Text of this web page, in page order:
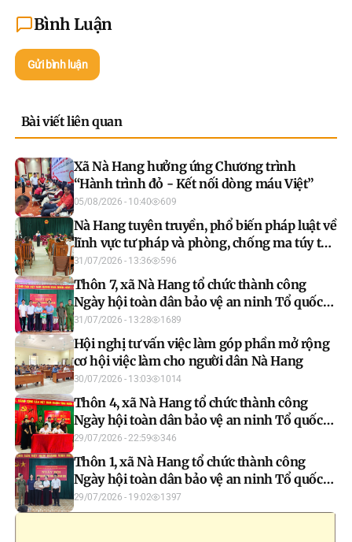
Bình Luận
Gửi bình luận
Bài viết liên quan
Xã Nà Hang hưởng ứng Chương trình
“Hành trình đỏ - Kết nối dòng máu Việt”
05/08/2026 - 10:40 609
Nà Hang tuyên truyền, phổ biến pháp luật về
lĩnh vực tư pháp và phòng, chống ma túy tại
thôn 6
31/07/2026 - 13:36 596
Thôn 7, xã Nà Hang tổ chức thành công
Ngày hội toàn dân bảo vệ an ninh Tổ quốc
năm 2026
31/07/2026 - 13:28 1689
Hội nghị tư vấn việc làm góp phần mở rộng
cơ hội việc làm cho người dân Nà Hang
30/07/2026 - 13:03 1014
Thôn 4, xã Nà Hang tổ chức thành công
Ngày hội toàn dân bảo vệ an ninh Tổ quốc
năm 2026
29/07/2026 - 22:59 346
Thôn 1, xã Nà Hang tổ chức thành công
Ngày hội toàn dân bảo vệ an ninh Tổ quốc
năm 2026
29/07/2026 - 19:02 1397